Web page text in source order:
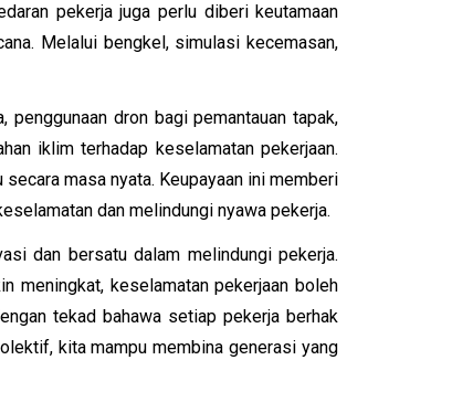
pekerja juga perlu diberi keutamaan
Melalui bengkel, simulasi kecemasan,
dron bagi pemantauan tapak,
iklim terhadap keselamatan pekerjaan.
masa nyata. Keupayaan ini memberi
dan melindungi nyawa pekerja.
dan bersatu dalam melindungi pekerja.
meningkat, keselamatan pekerjaan boleh
tekad bahawa setiap pekerja berhak
kita mampu membina generasi yang